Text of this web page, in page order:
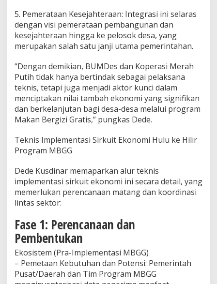
5. Pemerataan Kesejahteraan: Integrasi ini selaras
dengan visi pemerataan pembangunan dan
kesejahteraan hingga ke pelosok desa, yang
merupakan salah satu janji utama pemerintahan.
“Dengan demikian, BUMDes dan Koperasi Merah
Putih tidak hanya bertindak sebagai pelaksana
teknis, tetapi juga menjadi aktor kunci dalam
menciptakan nilai tambah ekonomi yang signifikan
dan berkelanjutan bagi desa-desa melalui program
Makan Bergizi Gratis,” pungkas Dede.
Teknis Implementasi Sirkuit Ekonomi Hulu ke Hilir
Program MBGG
Dede Kusdinar memaparkan alur teknis
implementasi sirkuit ekonomi ini secara detail, yang
memerlukan perencanaan matang dan koordinasi
lintas sektor:
Fase 1: Perencanaan dan
Pembentukan
Ekosistem (Pra-Implementasi MBGG)
– Pemetaan Kebutuhan dan Potensi: Pemerintah
Pusat/Daerah dan Tim Program MBGG